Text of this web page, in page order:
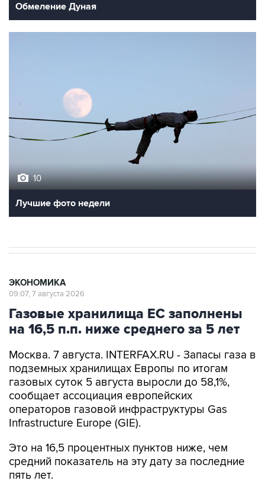
Обмеление Дуная
10
Лучшие фото недели
ЭКОНОМИКА
09:07, 7 августа 2026
Газовые хранилища ЕС заполнены
на 16,5 п.п. ниже среднего за 5 лет
Москва. 7 августа. INTERFAX.RU - Запасы газа в
подземных хранилищах Европы по итогам
газовых суток 5 августа выросли до 58,1%,
сообщает ассоциация европейских
операторов газовой инфраструктуры Gas
Infrastructure Europe (GIE).
Это на 16,5 процентных пунктов ниже, чем
средний показатель на эту дату за последние
пять лет.